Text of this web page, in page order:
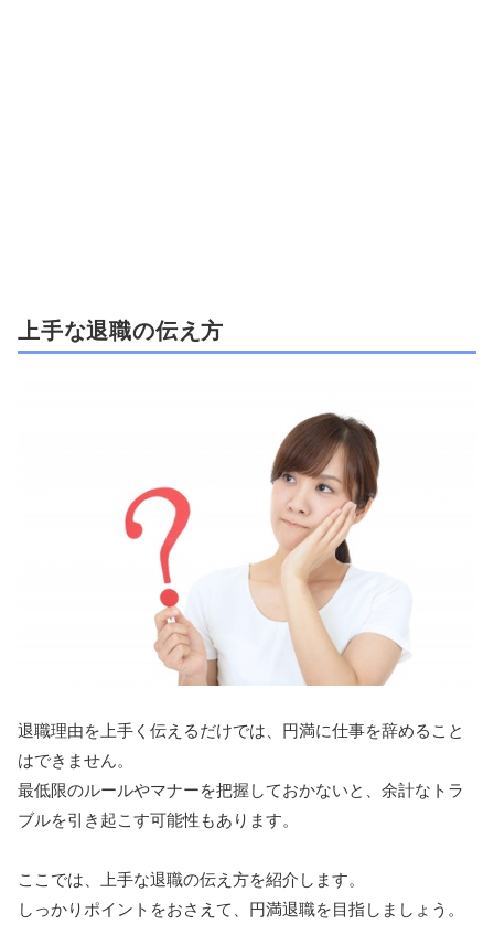
上手な退職の伝え方
退職理由を上手く伝えるだけでは、円満に仕事を辞めること
はできません。
最低限のルールやマナーを把握しておかないと、余計なトラ
ブルを引き起こす可能性もあります。
ここでは、上手な退職の伝え方を紹介します。
しっかりポイントをおさえて、円満退職を目指しましょう。